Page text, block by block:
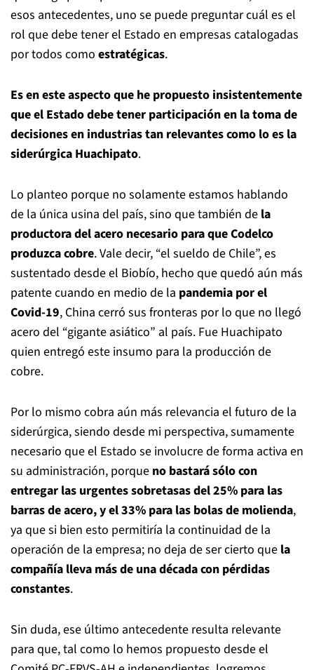
esos antecedentes, uno se puede preguntar cuál es el
rol que debe tener el Estado en empresas catalogadas
por todos como estratégicas.
Es en este aspecto que he propuesto insistentemente
que el Estado debe tener participación en la toma de
decisiones en industrias tan relevantes como lo es la
siderúrgica Huachipato.
Lo planteo porque no solamente estamos hablando
de la única usina del país, sino que también de la
productora del acero necesario para que Codelco
produzca cobre. Vale decir, “el sueldo de Chile”, es
sustentado desde el Biobío, hecho que quedó aún más
patente cuando en medio de la pandemia por el
Covid-19, China cerró sus fronteras por lo que no llegó
acero del “gigante asiático” al país. Fue Huachipato
quien entregó este insumo para la producción de
cobre.
Por lo mismo cobra aún más relevancia el futuro de la
siderúrgica, siendo desde mi perspectiva, sumamente
necesario que el Estado se involucre de forma activa en
su administración, porque no bastará sólo con
entregar las urgentes sobretasas del 25% para las
barras de acero, y el 33% para las bolas de molienda,
ya que si bien esto permitiría la continuidad de la
operación de la empresa; no deja de ser cierto que la
compañía lleva más de una década con pérdidas
constantes.
Sin duda, ese último antecedente resulta relevante
para que, tal como lo hemos propuesto desde el